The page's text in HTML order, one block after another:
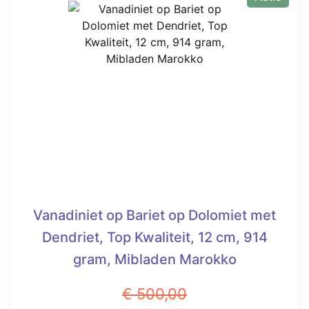
Vanadiniet op Bariet op Dolomiet met
Dendriet, Top Kwaliteit, 12 cm, 914
gram, Mibladen Marokko
€500,00